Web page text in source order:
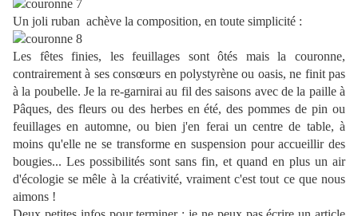
Un joli ruban achève la composition, en toute simplicité :
Les fêtes finies, les feuillages sont ôtés mais la couronne,
contrairement à ses consœurs en polystyrène ou oasis, ne finit pas
à la poubelle. Je la re-garnirai au fil des saisons avec de la paille à
Pâques, des fleurs ou des herbes en été, des pommes de pin ou
feuillages en automne, ou bien j'en ferai un centre de table, à
moins qu'elle ne se transforme en suspension pour accueillir des
bougies... Les possibilités sont sans fin, et quand en plus un air
d'écologie se mêle à la créativité, vraiment c'est tout ce que nous
aimons !